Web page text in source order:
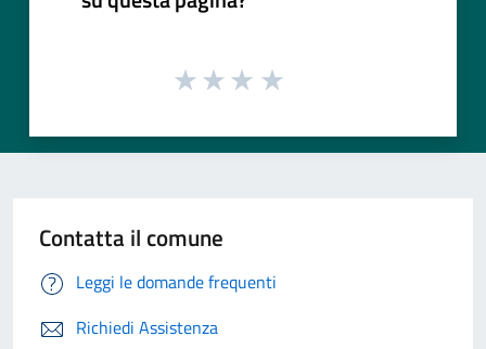
Contatta il comune
Leggi le domande frequenti
Richiedi Assistenza